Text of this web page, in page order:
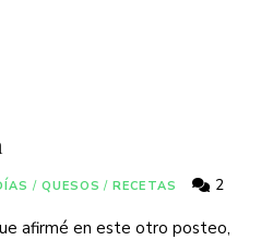
/ QUESOS / RECETAS 2
afirmé en este otro posteo,